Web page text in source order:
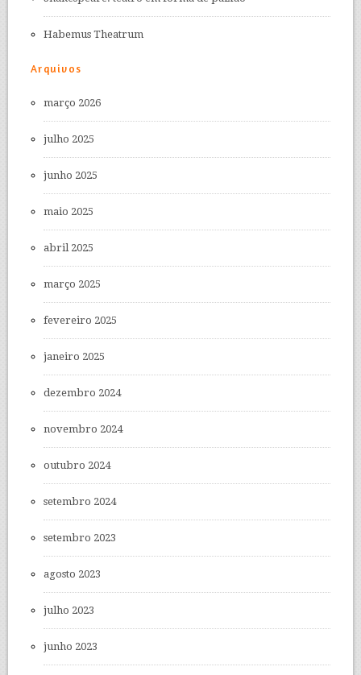
Habemus Theatrum
Arquivos
março 2026
julho 2025
junho 2025
maio 2025
abril 2025
março 2025
fevereiro 2025
janeiro 2025
dezembro 2024
novembro 2024
outubro 2024
setembro 2024
setembro 2023
agosto 2023
julho 2023
junho 2023